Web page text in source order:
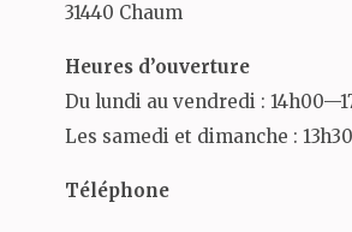
31440 Chaum
Heures d’ouverture
Du lundi au vendredi :
Les samedi et dimanche :
Téléphone